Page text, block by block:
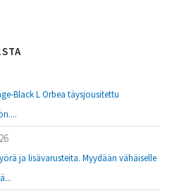
Black L Orbea täysjousitettu
ja lisävarusteita. Myydään vähäiselle